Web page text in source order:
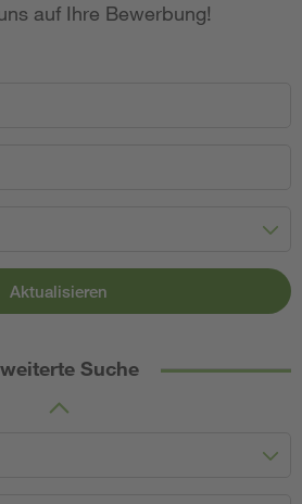
auf Ihre Bewerbung!
Aktualisieren
Suche